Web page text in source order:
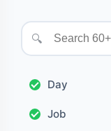
🔍
Day
Job